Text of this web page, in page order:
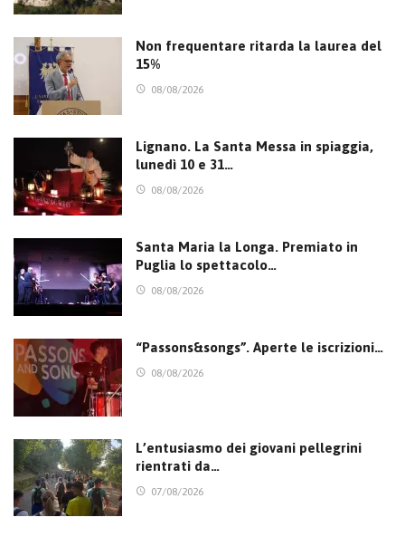
Non frequentare ritarda la laurea del
15%
08/08/2026
Lignano. La Santa Messa in spiaggia,
lunedì 10 e 31…
08/08/2026
Santa Maria la Longa. Premiato in
Puglia lo spettacolo…
08/08/2026
“Passons&songs”. Aperte le iscrizioni…
08/08/2026
L’entusiasmo dei giovani pellegrini
rientrati da…
07/08/2026